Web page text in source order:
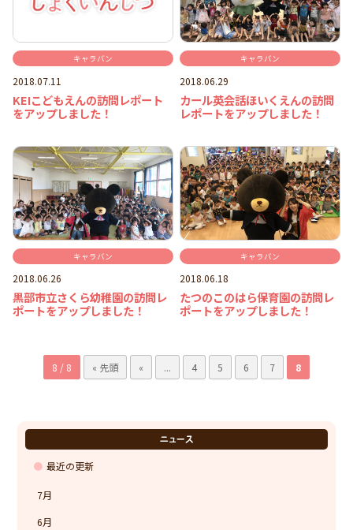
キャラバン
2018.07.11
KEIこどもえんの訪問レポート
をアップしました！
キャラバン
2018.06.29
カール英会話ほいくえんの訪問
レポートをアップしました！
キャラバン
2018.06.26
黒部市立さくら幼稚園の訪問レ
ポートをアップしました！
キャラバン
2018.06.18
たつのこのはら保育園の訪問レ
ポートをアップしました！
8 / 8 « 先頭 « ... 4 5 6 7 8
ニュース
最近の更新
7月
6月